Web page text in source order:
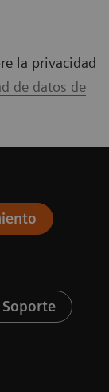
la privacidad
de datos de